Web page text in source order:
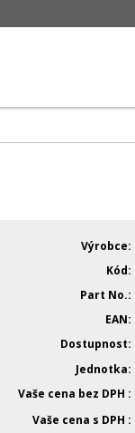
Výrobce
Kód
Part No.
EAN
Dostupnost
Jednotka
Vaše cena bez DPH
Vaše cena s DPH